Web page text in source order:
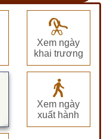
Xem ngày
khai trương
Xem ngày
xuất hành